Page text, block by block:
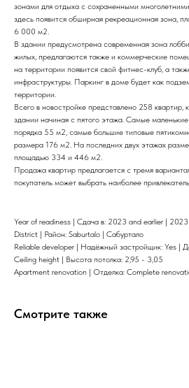
зонами для отдыха с сохраненными
здесь появится обширная рекреационная зона,
6 000 м2.
В здании предусмотрена современная зона
жилых, предлагаются также и коммерческие
на территории появится свой фитнес-клуб, а
инфраструктуры. Паркинг в доме будет как
территории.
Всего в новостройке представлено 258 квартир,
здании начиная с пятого этажа. Самые
порядка 55 м2, самые большие типовые
размера 176 м2. На последних двух этажах
площадью 334 и 446 м2.
Продажа квартир предлагается с тремя
покупатель может выбрать наиболее
Year of readiness | Сдача в: 2023 and earlier |
District | Район: Saburtalo | Сабуртало
Reliable developer | Надёжный застройщик: Yes |
Ceiling height | Высота потолка: 2,95 - 3,05
Apartment renovation | Отделка: Complete
Смотрите также